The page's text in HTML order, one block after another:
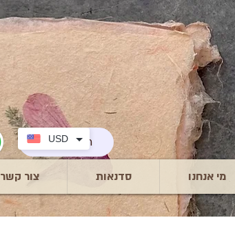
Search
מי אנחנו סדנאות צור קשר
USD